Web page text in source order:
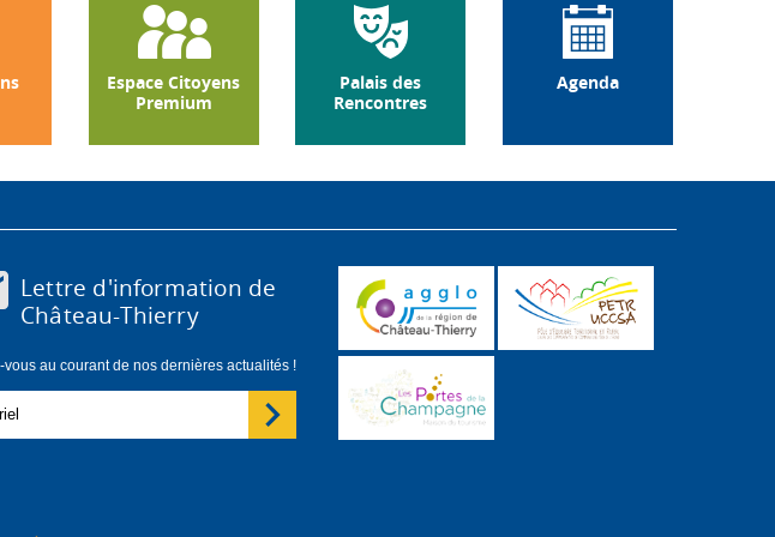
Espace Citoyens
Premium
Palais des
Rencontres
Agenda
Lettre d'information de
Château-Thierry
vous au courant de nos dernières actualités !